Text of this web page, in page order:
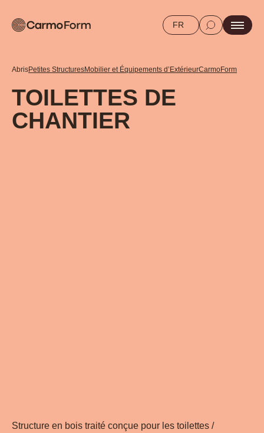
FR
AbrisPetites StructuresMobilier et Équipements d’ExtérieurCarmoForm
TOILETTES DE
CHANTIER
Structure en bois traité conçue pour les toilettes /